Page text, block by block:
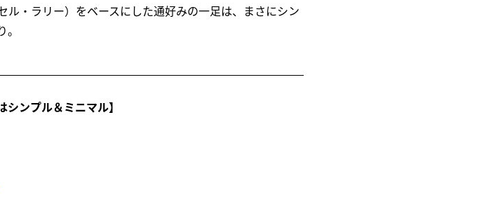
ル・ラリー）をベースにした通好みの一足は、まさにシン
ンプル＆ミニマル】